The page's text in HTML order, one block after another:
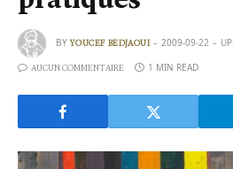
BY YOUCEF BEDJAOUI 2009-09-22
AUCUN COMMENTAIRE 1 MIN READ